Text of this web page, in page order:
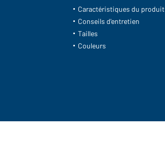
Caractéristiques du produit
Conseils d'entretien
Tailles
Couleurs